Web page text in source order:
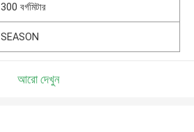
300 বর্গমিটার
SEASON
আরো দেখুন